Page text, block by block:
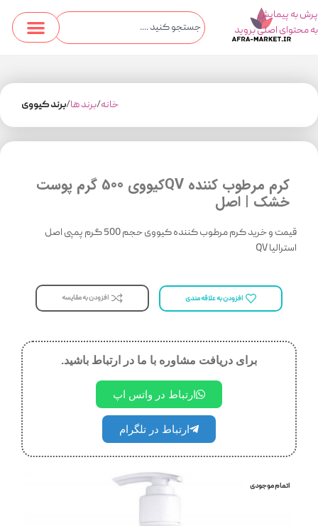
پرش به پیمایش
به محتوای اصلی بروید
خانه برند ها برند کیووی
کرم مرطوب کننده QVکیووی 500 گرم پوست
خشک | اصل
قیمت و خرید کرم مرطوب کننده کیووی حجم 500 گرم پمپی اصل
استرالیا QV
افزودن به علاقه مندی افزودن به مقایسه
برای دریافت مشاوره با ما در ارتباط باشید.
ارتباط در واتس اپ
ارتباط در تلگرام
اتمام موجودی